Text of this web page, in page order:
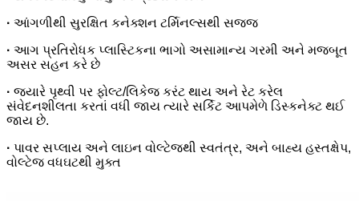
· આંગળીથી સુરક્ષિત કનેક્શન ટર્મિનલ્સથી સજ્જ
· આગ પ્રતિરોધક પ્લાસ્ટિકના ભાગો અસામાન્ય ગરમી અને મજબૂત
અસર સહન કરે છે
· જ્યારે પૃથ્વી પર ફોલ્ટ/લિકેજ કરંટ થાય અને રેટ કરેલ
સંવેદનશીલતા કરતાં વધી જાય ત્યારે સર્કિટ આપમેળે ડિસ્કનેક્ટ થઈ
જાય છે.
· પાવર સપ્લાય અને લાઇન વોલ્ટેજથી સ્વતંત્ર, અને બાહ્ય હસ્તક્ષેપ,
વોલ્ટેજ વધઘટથી મુક્ત